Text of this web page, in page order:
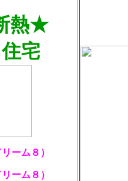
熱★
宅
ーム８）
ーム８）